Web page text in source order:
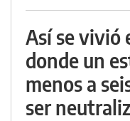
Así se vivió
donde un
menos a
ser